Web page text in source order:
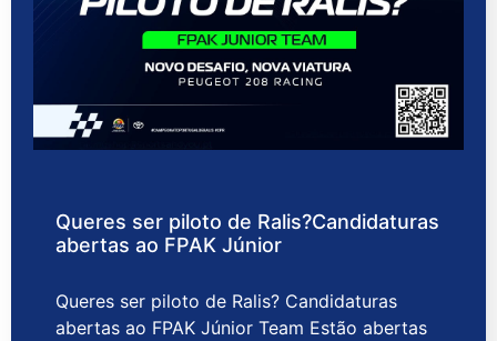
Queres ser piloto de Ralis?Candidaturas
abertas ao FPAK Júnior
Queres ser piloto de Ralis? Candidaturas
abertas ao FPAK Júnior Team Estão abertas